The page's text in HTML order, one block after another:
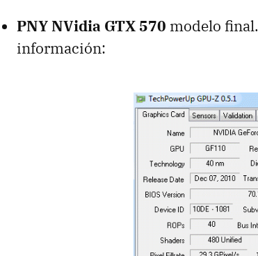
PNYNVidia GTX 570 modelo final.
información: